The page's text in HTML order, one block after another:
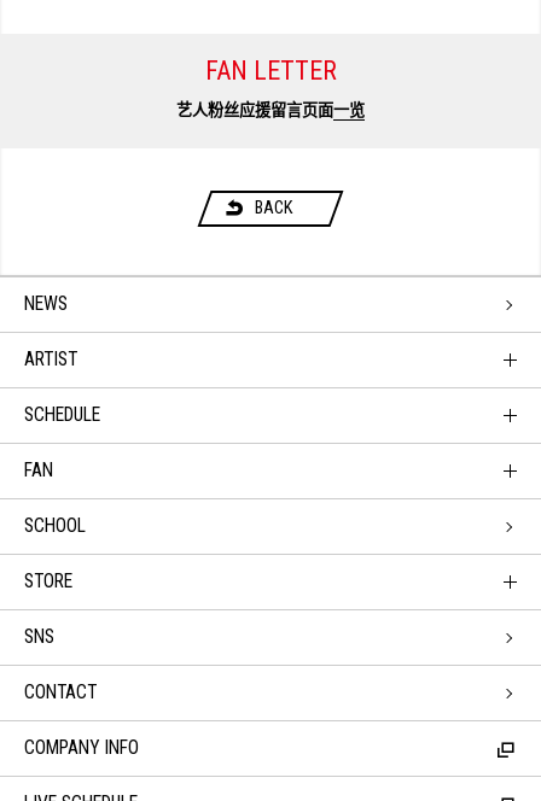
FAN LETTER
艺人粉丝应援留言页面一览
BACK
NEWS
ARTIST
SCHEDULE
FAN
SCHOOL
STORE
SNS
CONTACT
COMPANY INFO